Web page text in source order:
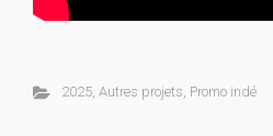
2025, Autres projets, Promo indé